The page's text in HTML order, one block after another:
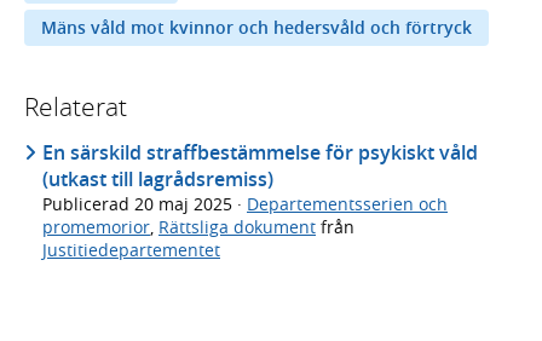
Mäns våld mot kvinnor och hedersvåld och förtryck
Relaterat
En särskild straffbestämmelse för psykiskt våld
(utkast till lagrådsremiss)
Publicerad 20 maj 2025 · Departementsserien och
promemorior Rättsliga dokument från
Justitiedepartementet